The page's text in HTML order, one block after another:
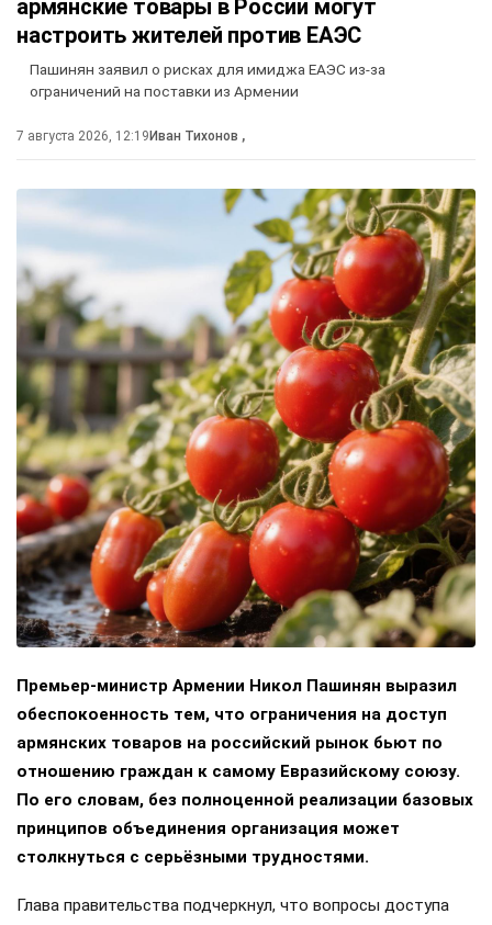
армянские товары в России могут
настроить жителей против ЕАЭС
Пашинян заявил о рисках для имиджа ЕАЭС из-за
ограничений на поставки из Армении
7 августа 2026, 12:19Иван Тихонов ,
Премьер-министр Армении Никол Пашинян выразил
обеспокоенность тем, что ограничения на доступ
армянских товаров на российский рынок бьют по
отношению граждан к самому Евразийскому союзу.
По его словам, без полноценной реализации базовых
принципов объединения организация может
столкнуться с серьёзными трудностями.
Глава правительства подчеркнул, что вопросы доступа